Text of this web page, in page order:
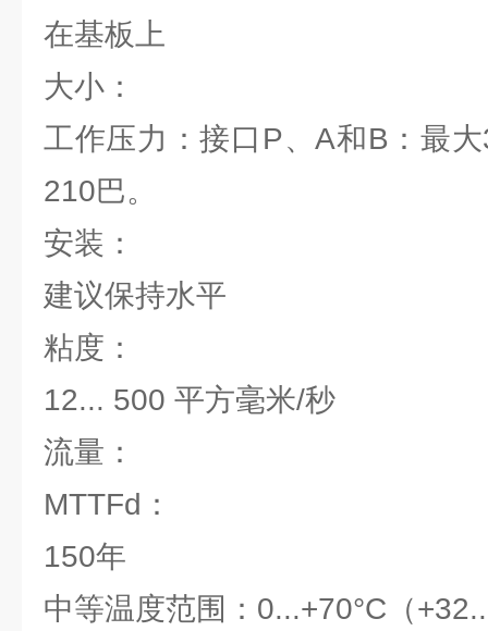
在基板上
大小：
工作压力：接口P、A和B：最
210巴。
安装：
建议保持水平
粘度：
12... 500 平方毫米/秒
流量：
MTTFd：
150年
中等温度范围：0...+70°C（